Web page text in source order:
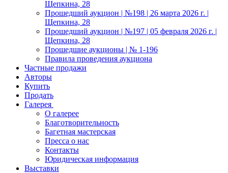
Щепкина, 28
Прошедший аукцион | №198 | 26 марта 2026 г. |
Щепкина, 28
Прошедший аукцион | №197 | 05 февраля 2026 г. |
Щепкина, 28
Прошедшие аукционы | № 1-196
Правила проведения аукциона
Частные продажи
Авторы
Купить
Продать
Галерея
О галерее
Благотворительность
Багетная мастерская
Пресса о нас
Контакты
Юридическая информация
Выставки